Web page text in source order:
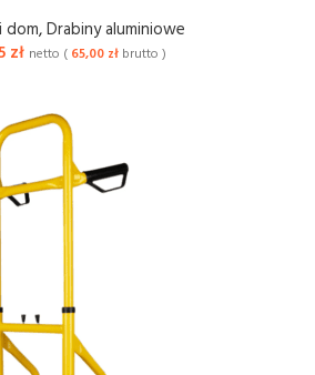
dom,Drabiny aluminiowe
zł netto ( 65,00 złbrutto )